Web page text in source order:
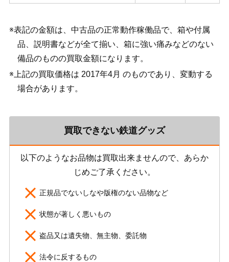
※表記の金額は、中古品の正常動作稼働品で、箱や付属
品、説明書などが全て揃い、箱に強い痛みなどのない
備品のものの買取金額になります。
※上記の買取価格は 2017年4月 のものであり、変動する
場合があります。
買取できない鉄道グッズ
以下のようなお品物は買取出来ませんので、あらか
じめご了承ください。
正規品でないしなや版権のない品物など
状態が著しく悪いもの
盗品又は遺失物、無主物、委託物
法令に反するもの